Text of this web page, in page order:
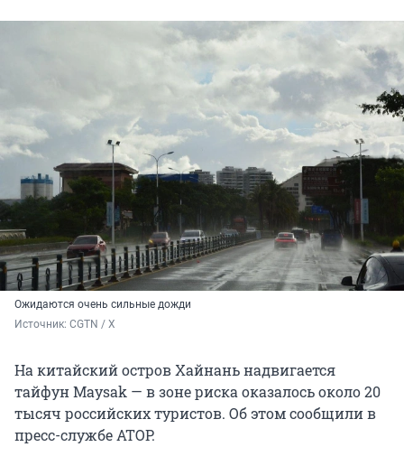
Ожидаются очень сильные дожди
Источник: CGTN / X
На китайский остров Хайнань надвигается
тайфун Maysak — в зоне риска оказалось около 20
тысяч российских туристов. Об этом сообщили в
пресс-службе АТОР.